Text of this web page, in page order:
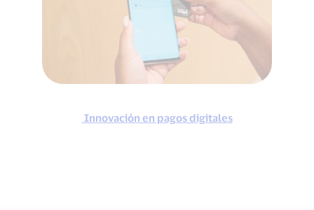
Innovación en pagos digitales